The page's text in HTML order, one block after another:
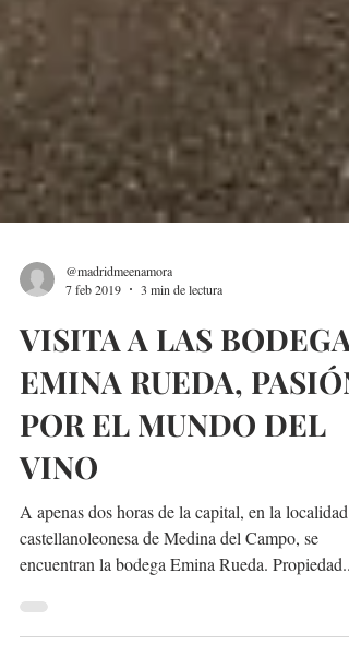
7 feb 2019
3 min de lectura
VISITA A LAS BODEGA
EMINA RUEDA, PASIÓN
POR EL MUNDO DEL
VINO
A apenas dos horas de la capital, en la localidad
castellanoleonesa de Medina del Campo, se
encuentran la bodega Emina Rueda. Propiedad...